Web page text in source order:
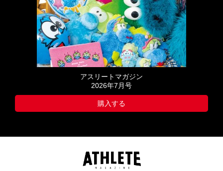
アスリートマガジン
2026年7月号
購入する